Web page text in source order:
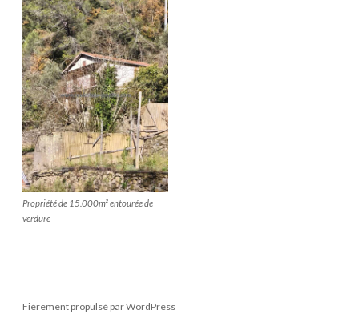
Propriété de 15.000m² entourée de
verdure
Fièrement propulsé par WordPress